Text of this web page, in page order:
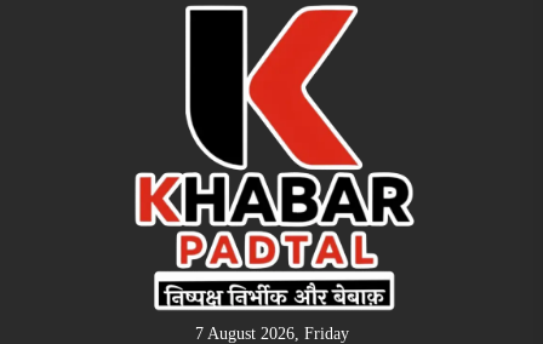
7 August 2026, Friday